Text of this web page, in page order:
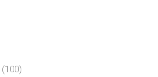
(100)